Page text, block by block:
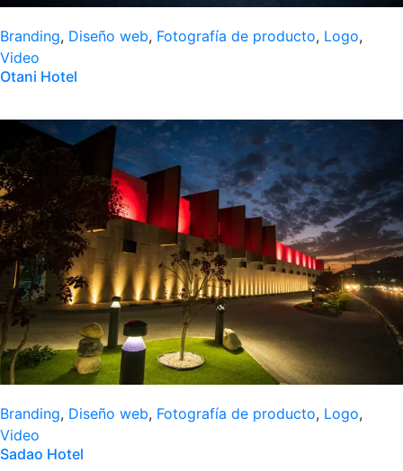
Branding, Diseño web, Fotografía de producto, Logo,
Video
Otani Hotel
Branding, Diseño web, Fotografía de producto, Logo,
Video
Sadao Hotel